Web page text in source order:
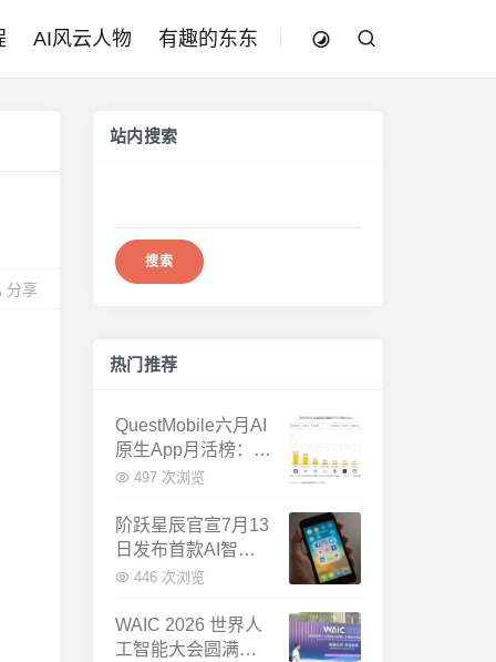
AI风云人物 有趣的东东
分享
站内搜索
热门推荐
QuestMobile六月AI
原生App月活榜：豆
包3.8亿断层第一，
倍
497 次浏览
阶跃星辰官宣7月13
日发布首款AI智能
体终端：大模型公
446 次浏览
WAIC 2026 世界人
工智能大会圆满闭